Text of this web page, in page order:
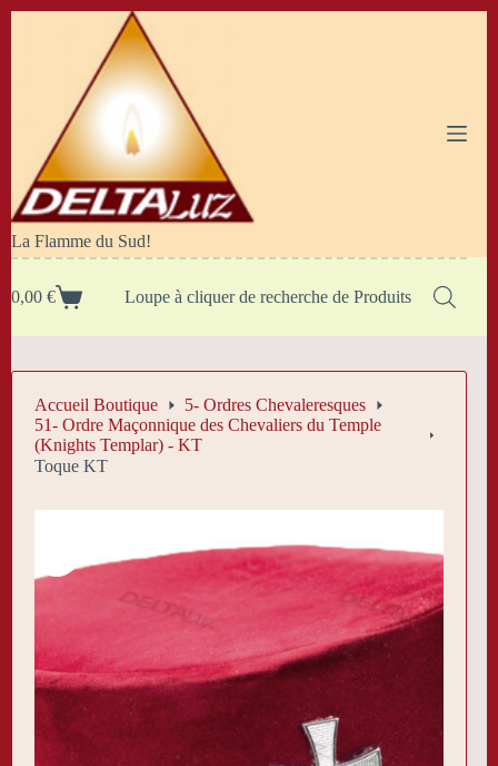
La Flamme du Sud!
Panier
0,00 € Loupe à cliquer de recherche de Produits
Accueil Boutique
5- Ordres Chevaleresques
51- Ordre Maçonnique des Chevaliers du Temple
(Knights Templar) - KT
Toque KT